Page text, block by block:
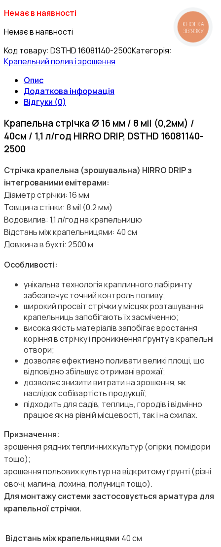
Немає в наявності
Немає в наявності
Код товару: DSTHD 16081140-2500Категорія:
Крапельний полив і зрошення
Опис
Додаткова інформація
Відгуки (0)
Крапельна стрічка Ø 16 мм / 8 мil (0,2мм) /
40см / 1,1 л/год HIRRO DRIP, DSTHD 16081140-
2500
Стрічка крапельна (зрошувальна) HIRRO DRIP з
інтегрованими емітерами:
Діаметр стрічки: 16 мм
Товщина стінки: 8 мil (0.2 мм)
Водовилив: 1,1 л/год на крапельницю
Відстань між крапельницями: 40 см
Довжина в бухті: 2500 м
Особливості:
унікальна технологія краплинного лабіринту
забезпечує точний контроль поливу;
широкий просвіт стрічки у місцях розташування
крапельниць запобігають їх засміченню;
висока якість матеріалів запобігає вростання
коріння в стрічку і проникнення ґрунту в крапельні
отвори;
дозволяє ефективно поливати великі площі, що
відповідно збільшує отримані врожаї;
дозволяє знизити витрати на зрошення, як
наслідок собівартість продукції;
підходить для садів, теплиць, городів і відмінно
працює як на рівній місцевості, так і на схилах.
Призначення:
зрошення рядних тепличних культур (огірки, помідори
тощо);
зрошення польових культур на відкритому ґрунті (різні
овочі, малина, лохина, полуниця тощо).
Для монтажу системи застосовується арматура для
крапельної стрічки.
Відстань між крапельницями 40 см
КНОПКА
ЗВ'ЯЗКУ